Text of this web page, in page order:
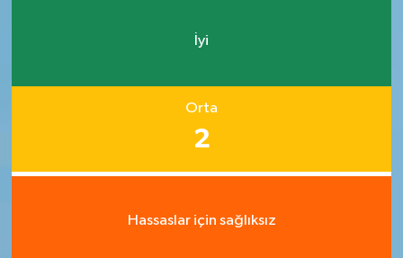
İyi
Orta
2
Hassaslar için sağlıksız